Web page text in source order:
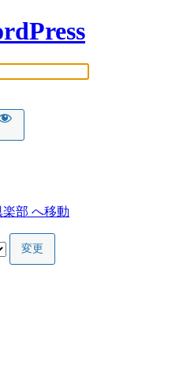
部 へ移動